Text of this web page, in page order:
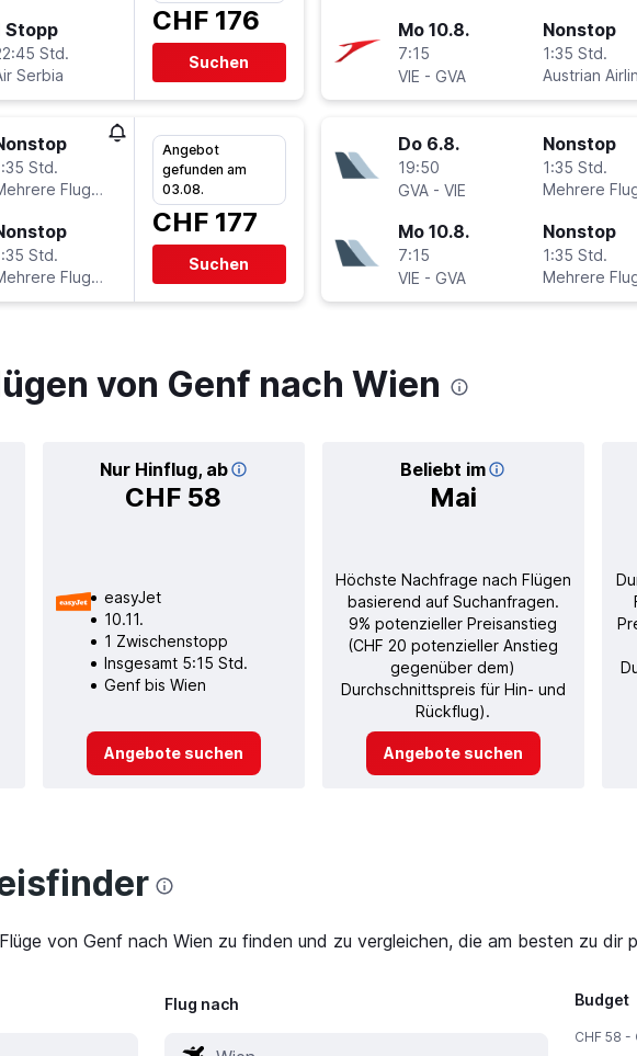
Stopp
Std.
Serbia
CHF 176
Suchen
Std.
Fluglinien
Std.
Fluglinien
Angebot
gefunden am
03.08.
CHF 177
Suchen
Mo 10.8.
7:15
VIE - GVA
Nonstop
1:35 Std.
Austrian
Do 6.8.
19:50
GVA - VIE
Nonstop
1:35 Std.
Mehrere
Mo 10.8.
7:15
VIE - GVA
Nonstop
1:35 Std.
Mehrere
von Genf nach Wien
Nur Hinflug, ab
CHF 58
Beliebt im
Mai
easyJet
10.11.
1 Zwischenstopp
Insgesamt 5:15 Std.
Genf bis Wien
Angebote suchen
Höchste Nachfrage nach Flügen
basierend auf Suchanfragen.
9% potenzieller Preisanstieg
(CHF 20 potenzieller Anstieg
gegenüber dem)
Durchschnittspreis für Hin- und
Rückflug).
Angebote suchen
von Genf nach Wien zu finden und zu vergleichen, die am besten zu dir
Flug nach Budget
CHF 58 -